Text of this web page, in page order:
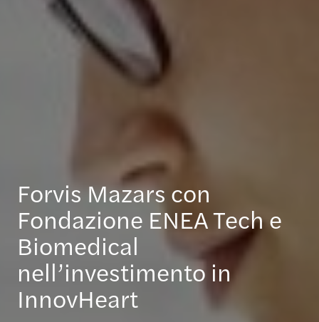
Forvis Mazars con
Fondazione ENEA Tech e
Biomedical
nell’investimento in
InnovHeart